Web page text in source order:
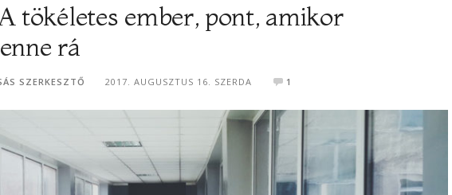
tökéletes ember, pont, amikor
rá
SZERKESZTŐ 2017. AUGUSZTUS 16. SZERDA 1